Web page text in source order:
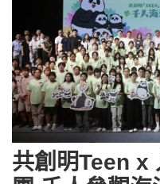
共創明Teen x